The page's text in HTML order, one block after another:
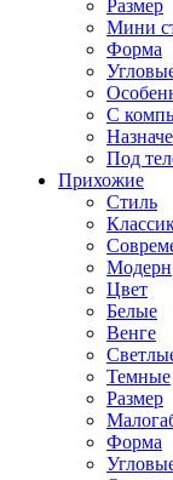
Размер
Мини
Форма
С
Под
Прихожие
Стиль
Модерн
Цвет
Белые
Венге
Темные
Размер
Форма